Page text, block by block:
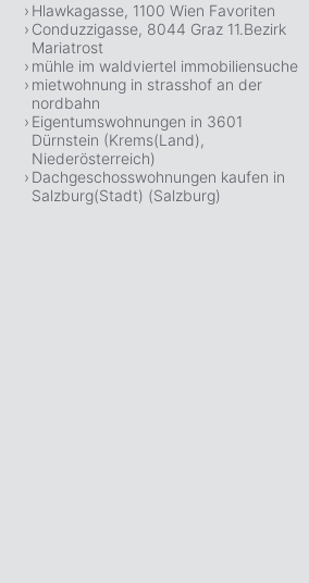
Hlawkagasse, 1100 Wien Favoriten
Conduzzigasse, 8044 Graz 11.Bezirk
Mariatrost
mühle im waldviertel immobiliensuche
mietwohnung in strasshof an der
nordbahn
Eigentumswohnungen in 3601
Dürnstein (Krems(Land),
Niederösterreich)
Dachgeschosswohnungen kaufen in
Salzburg(Stadt) (Salzburg)